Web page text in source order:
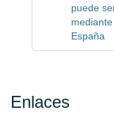
puede
España
Enlaces